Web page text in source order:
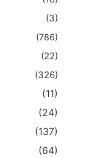
(3)
(786)
(22)
(326)
(11)
(24)
(137)
(64)